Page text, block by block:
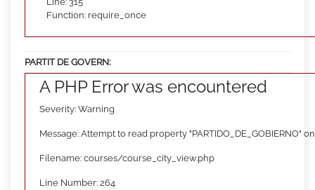
Function: require_once
PARTIT DE GOVERN:
A PHP Error was encountered
Severity: Warning
Message: Attempt to read property "PARTIDO_DE_GOBIERNO"
Filename: courses/course_city_view.php
Line Number: 264